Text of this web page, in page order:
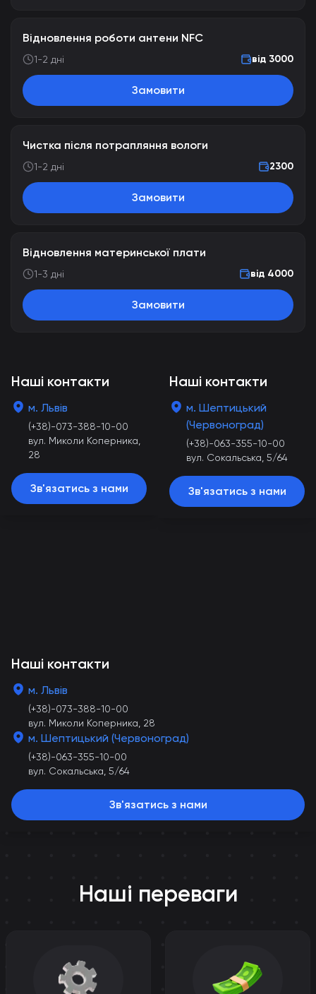
Відновлення роботи антени NFC
1-2 дні від 3000
Замовити
Чистка після потрапляння вологи
1-2 дні 2300
Замовити
Відновлення материнської плати
1-3 дні від 4000
Замовити
Наші контакти
м. Львів
(+38)-073-388-10-00
вул. Миколи Коперника,
28
Зв'язатись з нами
Наші контакти
м. Шептицький
(Червоноград)
(+38)-063-355-10-00
вул. Сокальська, 5/64
Зв'язатись з нами
Наші контакти
м. Львів
(+38)-073-388-10-00
вул. Миколи Коперника, 28
м. Шептицький (Червоноград)
(+38)-063-355-10-00
вул. Сокальська, 5/64
Зв'язатись з нами
Наші переваги